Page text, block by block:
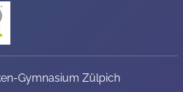
Gymnasium Zülpich